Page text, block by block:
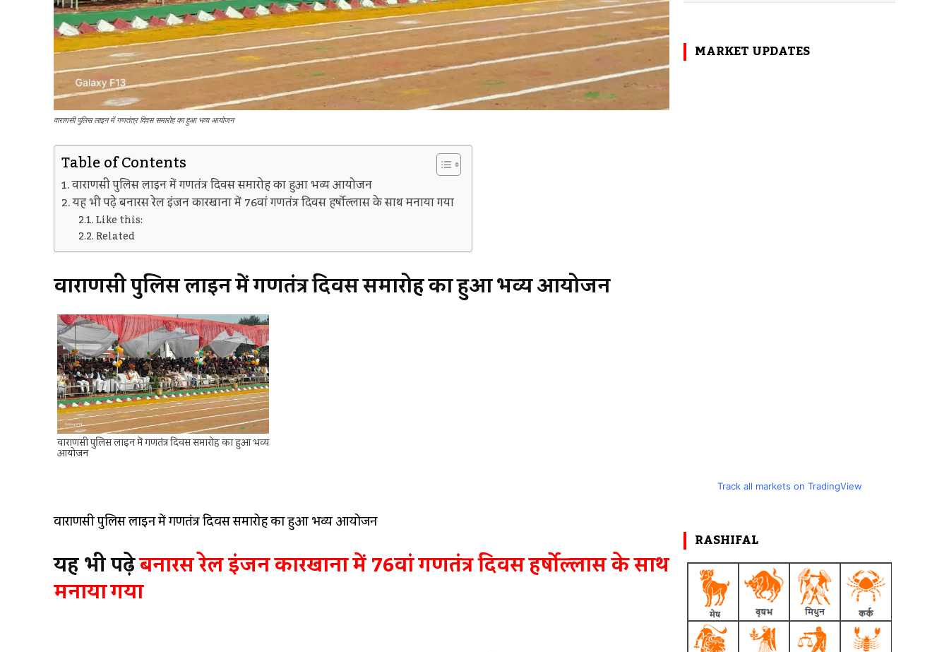
वाराणसी पुलिस लाइन में गणतंत्र दिवस समारोह का हुआ भव्य आयोजन
Table of Contents
वाराणसी पुलिस लाइन में गणतंत्र दिवस समारोह का हुआ भव्य आयोजन
यह भी पढ़े बनारस रेल इंजन कारखाना में 76वां गणतंत्र दिवस हर्षोल्लास के साथ मनाया गया
Like this:
Related
वाराणसी पुलिस लाइन में गणतंत्र दिवस समारोह का हुआ भव्य आयोजन
वाराणसी पुलिस लाइन में गणतंत्र दिवस समारोह का हुआ भव्य
आयोजन
वाराणसी पुलिस लाइन में गणतंत्र दिवस समारोह का हुआ भव्य आयोजन
यह भी पढ़ेबनारस रेल इंजन कारखाना में 76वां गणतंत्र दिवस हर्षोल्लास के साथ
मनाया गया
MARKET UPDATES
Track all markets on TradingView
RASHIFAL